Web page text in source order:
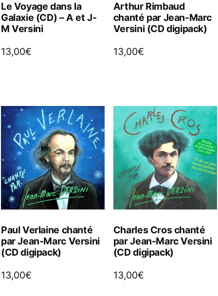
Le Voyage dans la
Galaxie (CD) – A et J-
M Versini
13,00€
Arthur Rimbaud
chanté par Jean-Marc
Versini (CD digipack)
13,00€
Paul Verlaine chanté
par Jean-Marc Versini
(CD digipack)
13,00€
Charles Cros chanté
par Jean-Marc Versini
(CD digipack)
13,00€